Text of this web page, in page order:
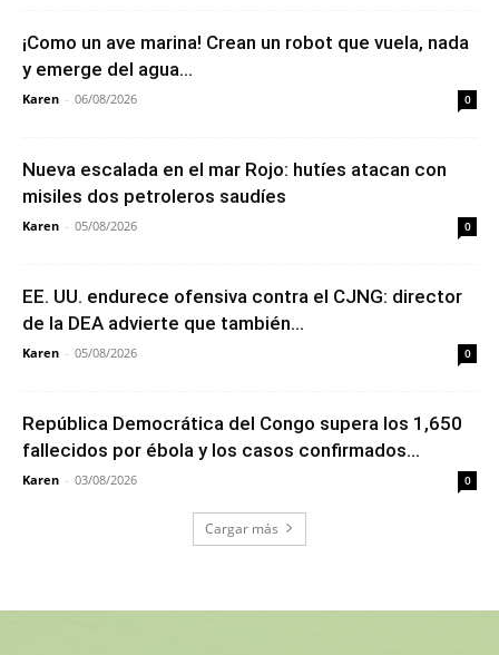
¡Como un ave marina! Crean un robot que vuela, nada
y emerge del agua...
Karen - 06/08/2026 0
Nueva escalada en el mar Rojo: hutíes atacan con
misiles dos petroleros saudíes
Karen - 05/08/2026 0
EE. UU. endurece ofensiva contra el CJNG: director
de la DEA advierte que también...
Karen - 05/08/2026 0
República Democrática del Congo supera los 1,650
fallecidos por ébola y los casos confirmados...
Karen - 03/08/2026 0
Cargar más